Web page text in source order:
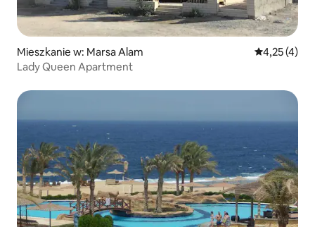
Mieszkanie w: Marsa Alam Średnia
4,25 (4)
Lady Queen Apartment